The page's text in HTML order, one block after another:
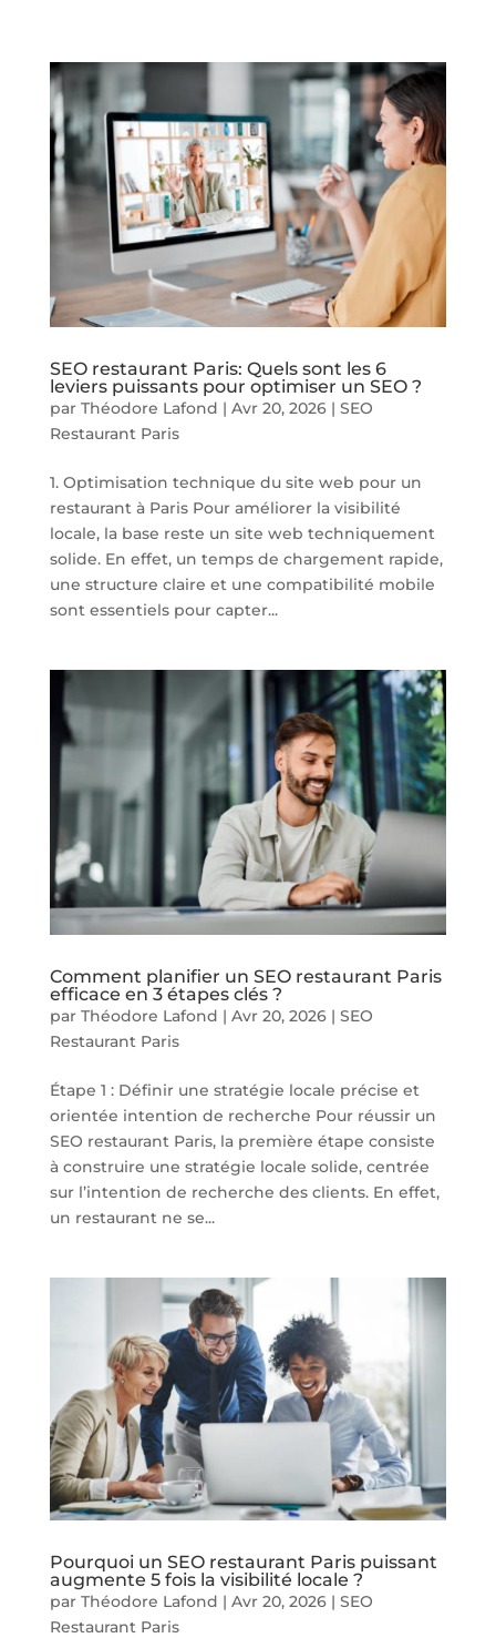
SEO restaurant Paris: Quels sont les 6
leviers puissants pour optimiser un SEO ?
par Théodore Lafond | Avr 20, 2026| SEO
Restaurant Paris
1. Optimisation technique du site web pour un
restaurant à Paris Pour améliorer la visibilité
locale, la base reste un site web techniquement
solide. En effet, un temps de chargement rapide,
une structure claire et une compatibilité mobile
sont essentiels pour capter...
Comment planifier un SEO restaurant Paris
efficace en 3 étapes clés ?
par Théodore Lafond | Avr 20, 2026| SEO
Restaurant Paris
Étape 1 : Définir une stratégie locale précise et
orientée intention de recherche Pour réussir un
SEO restaurant Paris, la première étape consiste
à construire une stratégie locale solide, centrée
sur l’intention de recherche des clients. En effet,
un restaurant ne se...
Pourquoi un SEO restaurant Paris puissant
augmente 5 fois la visibilité locale ?
par Théodore Lafond | Avr 20, 2026| SEO
Restaurant Paris